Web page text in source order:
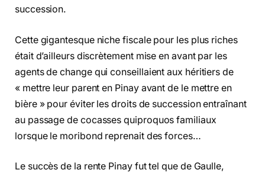
succession.
Cette gigantesque niche fiscale pour les plus riches
était d’ailleurs discrètement mise en avant par les
agents de change qui conseillaient aux héritiers de
« mettre leur parent en Pinay avant de le mettre en
bière » pour éviter les droits de succession entraînant
au passage de cocasses quiproquos familiaux
lorsque le moribond reprenait des forces…
Le succès de la rente Pinay fut tel que de Gaulle,